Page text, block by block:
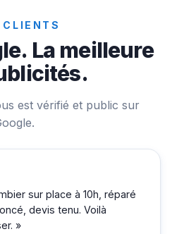
La meilleure
est vérifié et public sur
sur place à 10h, réparé
devis tenu. Voilà
»